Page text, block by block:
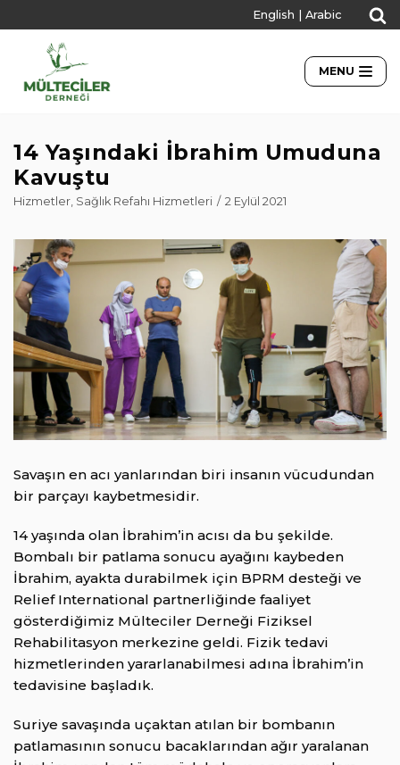
English Arabic
MENU
14 Yaşındaki İbrahim Umuduna
Kavuştu
Hizmetler, Sağlık Refahı Hizmetleri 2 Eylül 2021
Savaşın en acı yanlarından biri insanın vücudundan
bir parçayı kaybetmesidir.
14 yaşında olan İbrahim’in acısı da bu şekilde.
Bombalı bir patlama sonucu ayağını kaybeden
İbrahim, ayakta durabilmek için BPRM desteği ve
Relief International partnerliğinde faaliyet
gösterdiğimiz Mülteciler Derneği Fiziksel
Rehabilitasyon merkezine geldi. Fizik tedavi
hizmetlerinden yararlanabilmesi adına İbrahim’in
tedavisine başladık.
Suriye savaşında uçaktan atılan bir bombanın
patlamasının sonucu bacaklarından ağır yaralanan